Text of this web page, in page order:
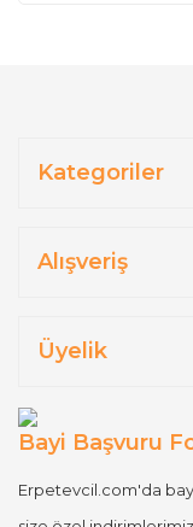
Kategoriler
Alışveriş
Üyelik
Bayi Başvuru
Erpetevcil.com'da